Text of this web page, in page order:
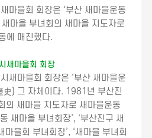
마을회 회장은 ‘부산 새마을운동
마을 부녀회의 새마을 지도자로
에 매진했다.
새마을회 회장
새마을회 회장은 ‘부산 새마을운
史) 그 자체이다. 1981년 부산진
의 새마을 지도자로 새마을운동
새마을 부녀회장’, ‘부산진구 새
마을회 부녀회장’, ‘새마을 부녀회